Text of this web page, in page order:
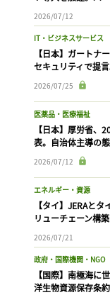
2026/07/12
IT・ビジネスサービス
【日本】ガートナ
セキュリティで提
2026/07/25
医薬品・医療福祉
【日本】厚労省、
表。自治体主導の
2026/07/12
エネルギー・資源
【タイ】JERAと
リューチェーン構
2026/07/21
政府・国際機関・NGO
【国際】南極海に
洋生物資源保存条